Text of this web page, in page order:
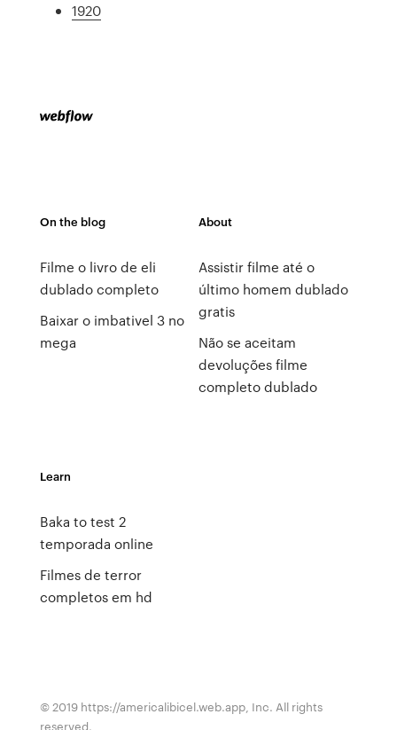
1920
On the blog
Filme o livro de eli
dublado completo
Baixar o imbativel 3 no
mega
About
Assistir filme até o
último homem dublado
gratis
Não se aceitam
devoluções filme
completo dublado
Learn
Baka to test 2
temporada online
Filmes de terror
completos em hd
© 2019 https://americalibicel.web.app, Inc. All rights
reserved.